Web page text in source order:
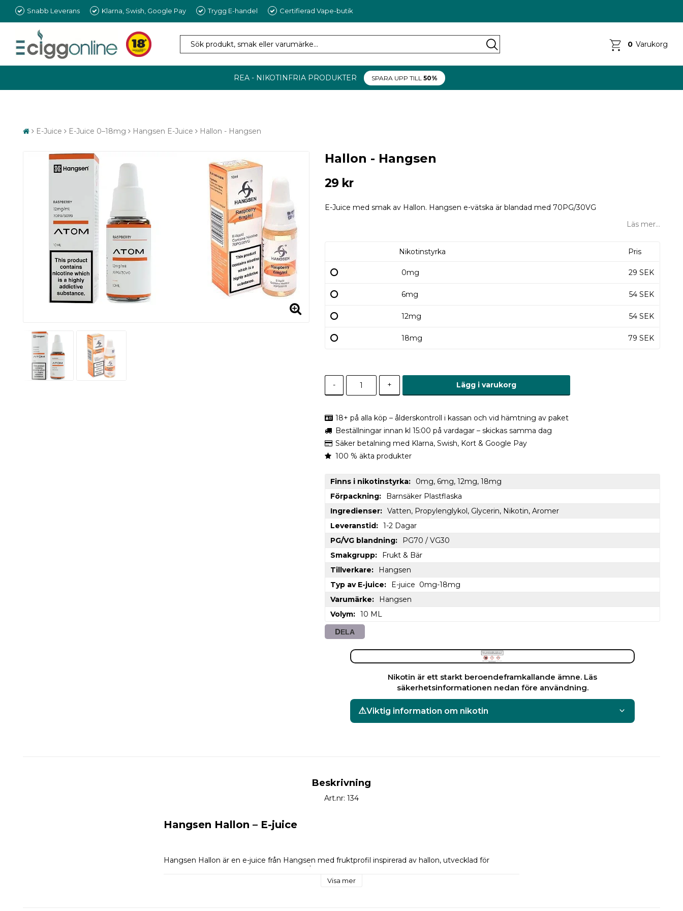
Snabb Leverans Klarna, Swish, Google Pay Trygg E-handel Certifierad Vape-butik
0 Varukorg
REA - NIKOTINFRIA PRODUKTER SPARA UPP TILL 50%
E-Juice E-Juice 0–18mg Hangsen E-Juice Hallon - Hangsen
Hallon - Hangsen
29 kr
E-Juice med smak av Hallon. Hangsen e-vätska är blandad med 70PG/30VG
Läs mer...
Nikotinstyrka Pris
0mg 29 SEK
6mg 54 SEK
12mg 54 SEK
18mg 79 SEK
- + Lägg i varukorg
18+ på alla köp – ålderskontroll i kassan och vid hämtning av paket
Beställningar innan kl 15:00 på vardagar – skickas samma dag
Säker betalning med Klarna, Swish, Kort & Google Pay
100 % äkta produkter
Finns i nikotinstyrka
0mg, 6mg, 12mg, 18mg
Förpackning
Barnsäker Plastflaska
Ingredienser
Vatten, Propylenglykol, Glycerin, Nikotin, Aromer
Leveranstid
1-2 Dagar
PG/VG blandning
PG70 / VG30
Smakgrupp
Frukt & Bär
Tillverkare
Hangsen
Typ av E-juice
E-juice  0mg-18mg
Varumärke
Hangsen
Volym
10 ML
DELA
Nikotin är ett starkt beroendeframkallande ämne. Läs
säkerhetsinformationen nedan före användning.
Viktig information om nikotin
Beskrivning
Art.nr: 134
Hangsen Hallon – E-juice
Hangsen Hallon är en e-juice från Hangsen med fruktprofil inspirerad av hallon, utvecklad för
användning i e-cigaretter. Produkten ingår i Hangsen-serien av e-juice i 10 ml flaskor där flera olika
Visa mer